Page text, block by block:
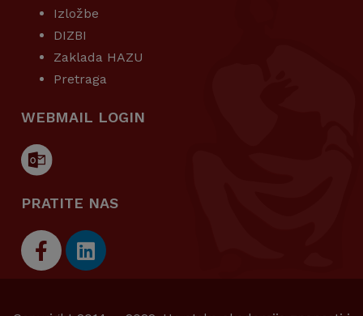
Izložbe
DIZBI
Zaklada HAZU
Pretraga
WEBMAIL LOGIN
PRATITE NAS